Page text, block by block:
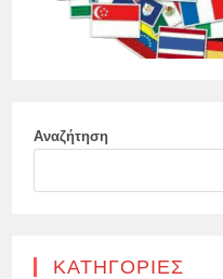
Αναζήτηση
KΑΤΗΓΟΡΊΕΣ